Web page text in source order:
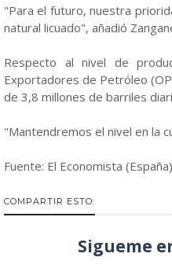
"Para el futuro, nuestra
natural licuado", añadió
Respecto al nivel de
Exportadores de Petróleo
de 3,8 millones de barriles
"Mantendremos el nivel en la
Fuente: El Economista (España)
COMPARTIR ESTO:
Sigueme